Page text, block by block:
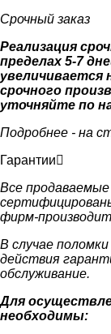
Срочный заказ
Реализация
пределах 5-7
увеличивается
срочного
уточняйте по
Подробнее - на
Гарантии
Все
фирм-
В случае
действия
обслуживание.
Для
необходимы: